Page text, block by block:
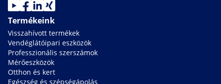
Termékeink
Visszahívott termékek
Vendéglátóipari eszközök
Professzionális szerszámok
Mérőeszközök
Otthon és kert
Egészség és szépségápolás